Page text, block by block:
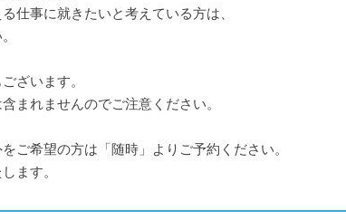
仕事に就きたいと考えている方は、
ざいます。
まれませんのでご注意ください。
ご希望の方は「随時」よりご予約ください。
ます。